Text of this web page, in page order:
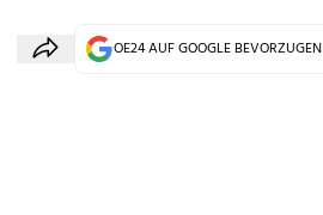
OE24 AUF GOOGLE BEVORZUGEN